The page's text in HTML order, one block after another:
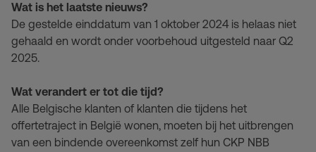
Wat is het laatste nieuws?
De gestelde einddatum van 1 oktober 2024 is helaas niet
gehaald en wordt onder voorbehoud uitgesteld naar Q2
2025.
Wat verandert er tot die tijd?
Alle Belgische klanten of klanten die tijdens het
offertetraject in België wonen, moeten bij het uitbrengen
van een bindende overeenkomst zelf hun CKP NBB